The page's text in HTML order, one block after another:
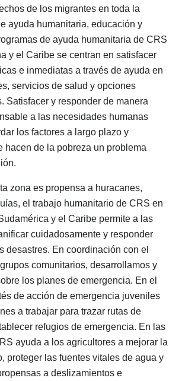
de los migrantes en toda la
ayuda humanitaria, educación y
de ayuda humanitaria de CRS
y el Caribe se centran en satisfacer
e inmediatas a través de ayuda en
servicios de salud y opciones
Satisfacer y responder de manera
a las necesidades humanas
los factores a largo plazo y
hacen de la pobreza un problema
zona es propensa a huracanes,
el trabajo humanitario de CRS en
y el Caribe permite a las
cuidadosamente y responder
desastres. En coordinación con el
comunitarios, desarrollamos y
los planes de emergencia. En el
de acción de emergencia juveniles
a trabajar para trazar rutas de
refugios de emergencia. En las
ayuda a los agricultores a mejorar la
proteger las fuentes vitales de agua y
a deslizamientos e